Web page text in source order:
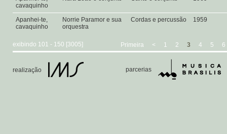
cavaquinho
Apanhei-te,
cavaquinho
Norrie Paramor e sua
orquestra
Cordas e percussão 1959
exibindo 101 - 150 [3005] Primeira < 1 2 3 4 5 6
realização parcerias